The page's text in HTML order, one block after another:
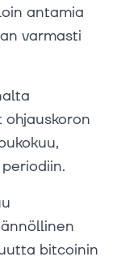
antamia
varmasti
bitcoinin